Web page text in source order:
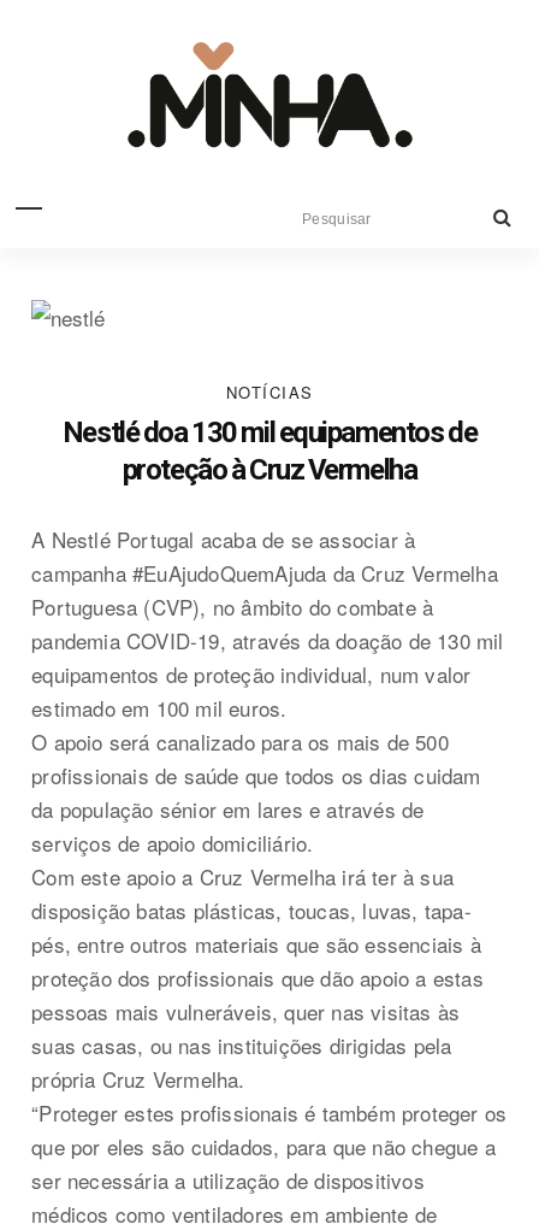
NOTÍCIAS
Nestlé doa 130 mil equipamentos de
proteção à Cruz Vermelha
A Nestlé Portugal acaba de se associar à
campanha #EuAjudoQuemAjuda da Cruz Vermelha
Portuguesa (CVP), no âmbito do combate à
pandemia COVID-19, através da doação de 130 mil
equipamentos de proteção individual, num valor
estimado em 100 mil euros.
O apoio será canalizado para os mais de 500
profissionais de saúde que todos os dias cuidam
da população sénior em lares e através de
serviços de apoio domiciliário.
Com este apoio a Cruz Vermelha irá ter à sua
disposição batas plásticas, toucas, luvas, tapa-
pés, entre outros materiais que são essenciais à
proteção dos profissionais que dão apoio a estas
pessoas mais vulneráveis, quer nas visitas às
suas casas, ou nas instituições dirigidas pela
própria Cruz Vermelha.
“Proteger estes profissionais é também proteger os
que por eles são cuidados, para que não chegue a
ser necessária a utilização de dispositivos
médicos como ventiladores em ambiente de